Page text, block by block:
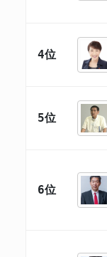
4位
5位
6位